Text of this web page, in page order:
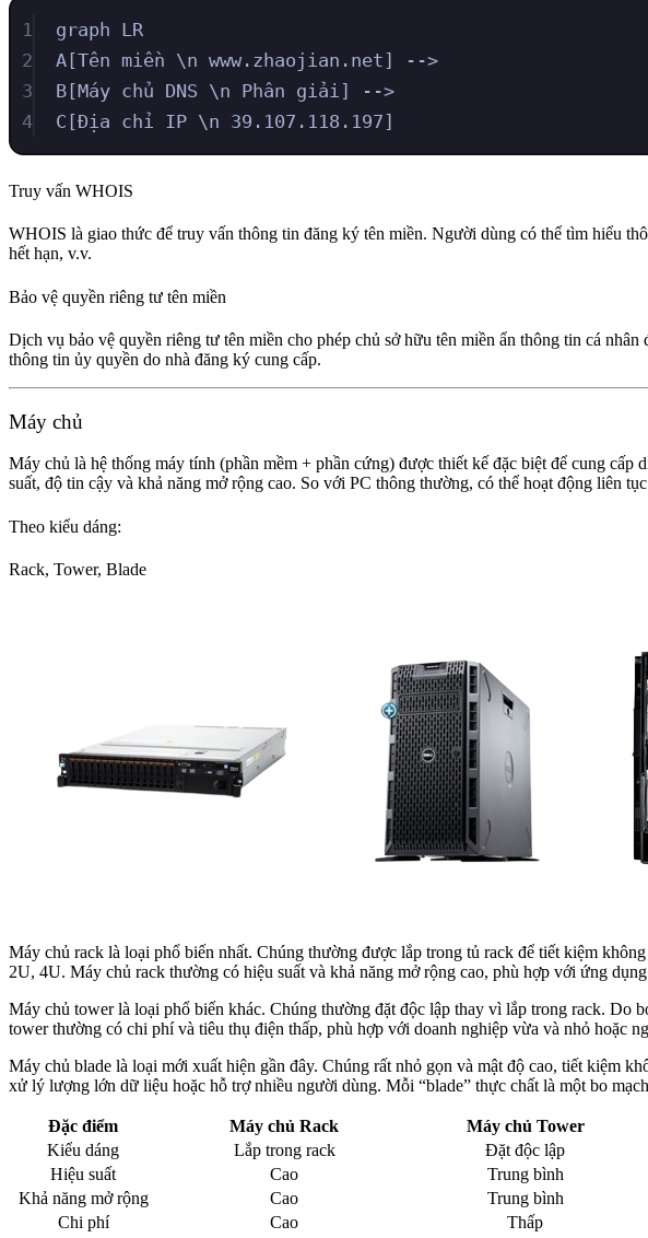
1
graph LR
2
A[Tên miền \n www.zhaojian.net] -->
3
B[Máy chủ DNS \n Phân giải] -->
4
C[Địa chỉ IP \n 39.107.118.197]
Truy vấn WHOIS
WHOIS là giao thức để truy vấn thông tin đăng ký tên miền. Người dùng có thể tìm hiểu
hết hạn, v.v.
Bảo vệ quyền riêng tư tên miền
Dịch vụ bảo vệ quyền riêng tư tên miền cho phép chủ sở hữu tên miền ẩn thông tin cá
thông tin ủy quyền do nhà đăng ký cung cấp.
Máy chủ
Máy chủ là hệ thống máy tính (phần mềm + phần cứng) được thiết kế đặc biệt để cung
suất, độ tin cậy và khả năng mở rộng cao. So với PC thông thường, có thể hoạt động liên
Theo kiểu dáng:
Rack, Tower, Blade
Máy chủ rack là loại phổ biến nhất. Chúng thường được lắp trong tủ rack để tiết kiệm
2U, 4U. Máy chủ rack thường có hiệu suất và khả năng mở rộng cao, phù hợp với ứng
Máy chủ tower là loại phổ biến khác. Chúng thường đặt độc lập thay vì lắp trong rack. Do
tower thường có chi phí và tiêu thụ điện thấp, phù hợp với doanh nghiệp vừa và nhỏ hoặc
Máy chủ blade là loại mới xuất hiện gần đây. Chúng rất nhỏ gọn và mật độ cao, tiết kiệm
xử lý lượng lớn dữ liệu hoặc hỗ trợ nhiều người dùng. Mỗi “blade” thực chất là một bo
Đặc điểm Máy chủ Rack Máy chủ Tower
Kiểu dáng
Lắp trong rack Đặt độc lập
Hiệu suất
Cao Trung bình
Khả năng mở rộng
Cao Trung bình
Chi phí
Cao Thấp